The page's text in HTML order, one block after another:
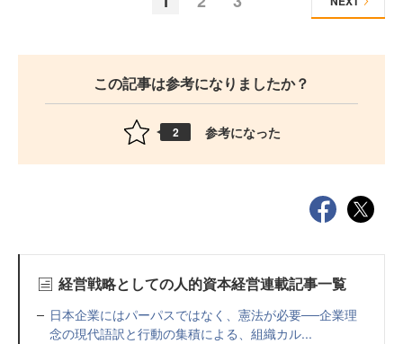
この記事は参考になりましたか？
2 参考になった
経営戦略としての人的資本経営連載記事一覧
日本企業にはパーパスではなく、憲法が必要──企業理
念の現代語訳と行動の集積による、組織カル...